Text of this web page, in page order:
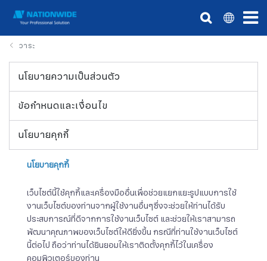
วาระ
นโยบายความเป็นส่วนตัว
ข้อกำหนดและเงื่อนไข
นโยบายคุกกี้
นโยบายคุกกี้
เว็บไซต์นี้ใช้คุกกี้และเครื่องมืออื่นเพื่อช่วยแยกแยะรูปแบบการใช้
งานเว็บไซต์ของท่านจากผู้ใช้งานอื่นๆซึ่งจะช่วยให้ท่านได้รับ
ประสบการณ์ที่ดีจากการใช้งานเว็บไซต์ และช่วยให้เราสามารถ
พัฒนาคุณภาพของเว็บไซต์ให้ดียิ่งขึ้น กรณีที่ท่านใช้งานเว็บไซต์
นี้ต่อไป ถือว่าท่านได้ยินยอมให้เราติดตั้งคุกกี้ไว้ในเครื่อง
คอมพิวเตอร์ของท่าน